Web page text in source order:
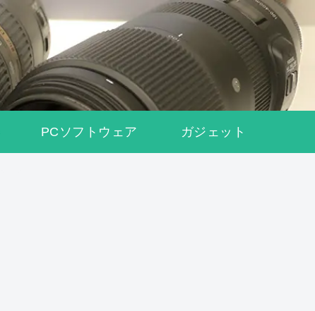
PCソフトウェア ガジェット